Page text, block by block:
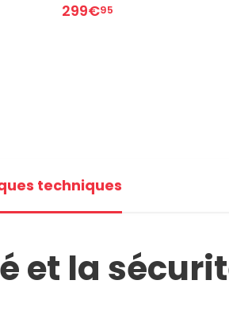
299€95
techniques
et la